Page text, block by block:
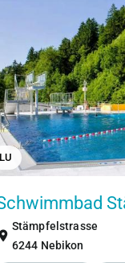
LU
Stämpfelstrasse
6244 Nebikon